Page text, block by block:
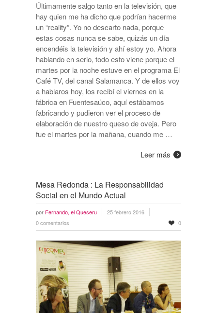
Últimamente salgo tanto en la televisión, que
hay quien me ha dicho que podrían hacerme
un “reality”. Yo no descarto nada, porque
estas cosas nunca se sabe, quizás un día
encendéis la televisión y ahí estoy yo. Ahora
hablando en serio, todo esto viene porque el
martes por la noche estuve en el programa El
Café TV, del canal Salamanca. Y de ellos voy
a hablaros hoy, los recibí el viernes en la
fábrica en Fuentesaúco, aquí estábamos
fabricando y pudieron ver el proceso de
elaboración de nuestro queso de oveja. Pero
fue el martes por la mañana, cuando me …
Leer más
Mesa Redonda : La Responsabilidad
Social en el Mundo Actual
por Fernando, el Queseru
25 febrero 2016
0 comentarios
0